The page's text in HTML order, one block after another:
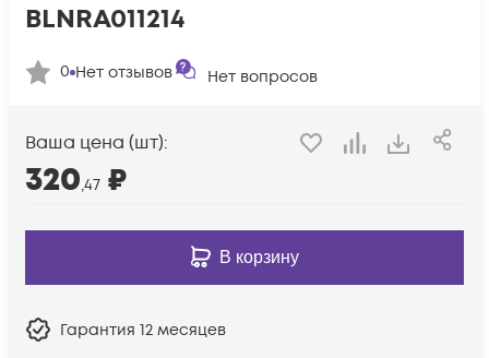
BLNRA011214
0 Нет отзывов Нет вопросов
Ваша цена (шт):
320,47 ₽
В корзину
Гарантия 12 месяцев